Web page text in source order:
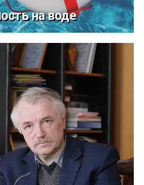
на воде